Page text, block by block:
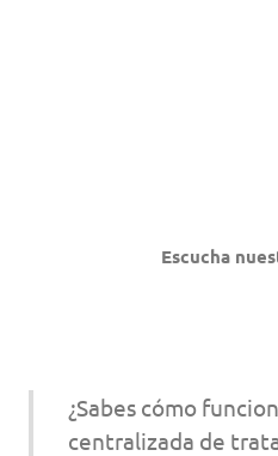
Escucha
¿Sabes cómo
centralizada de